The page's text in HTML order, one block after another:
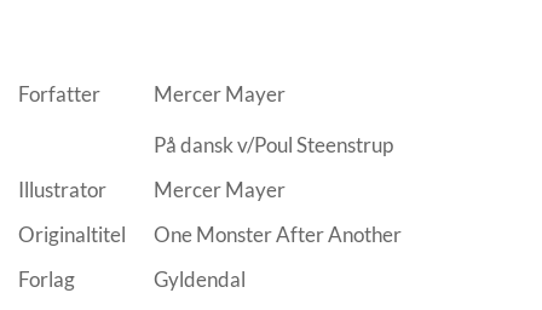
Forfatter Mercer Mayer
På dansk v/Poul Steenstrup
Illustrator
Mercer Mayer
Originaltitel
One Monster After Another
Forlag
Gyldendal